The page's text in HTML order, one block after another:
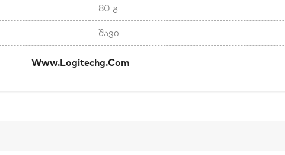
80 გ
შავი
Www.logitechg.com